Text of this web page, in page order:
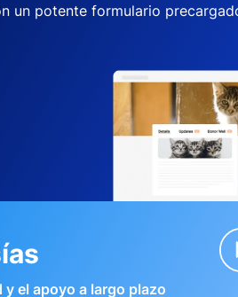
un potente formulario
y el apoyo a largo plazo